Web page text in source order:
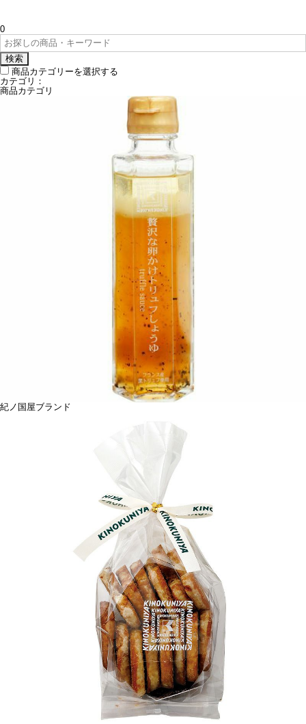
0
検索
商品カテゴリーを選択する
カテゴリ：
商品カテゴリ
紀ノ国屋ブランド